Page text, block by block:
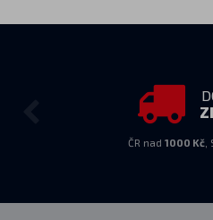
ČR nad 1000 Kč,